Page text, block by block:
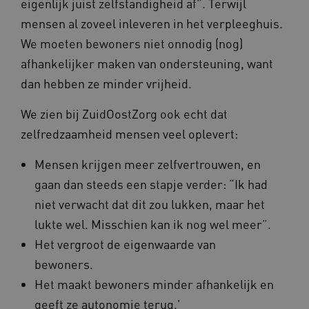
mensen al zoveel inleveren in het verpleeghuis.
We moeten bewoners niet onnodig (nog)
afhankelijker maken van ondersteuning, want
dan hebben ze minder vrijheid.
We zien bij ZuidOostZorg ook echt dat
zelfredzaamheid mensen veel oplevert:
Mensen krijgen meer zelfvertrouwen, en
gaan dan steeds een stapje verder: “Ik had
niet verwacht dat dit zou lukken, maar het
lukte wel. Misschien kan ik nog wel meer”.
Het vergroot de eigenwaarde van
bewoners.
Het maakt bewoners minder afhankelijk en
geeft ze autonomie terug.'